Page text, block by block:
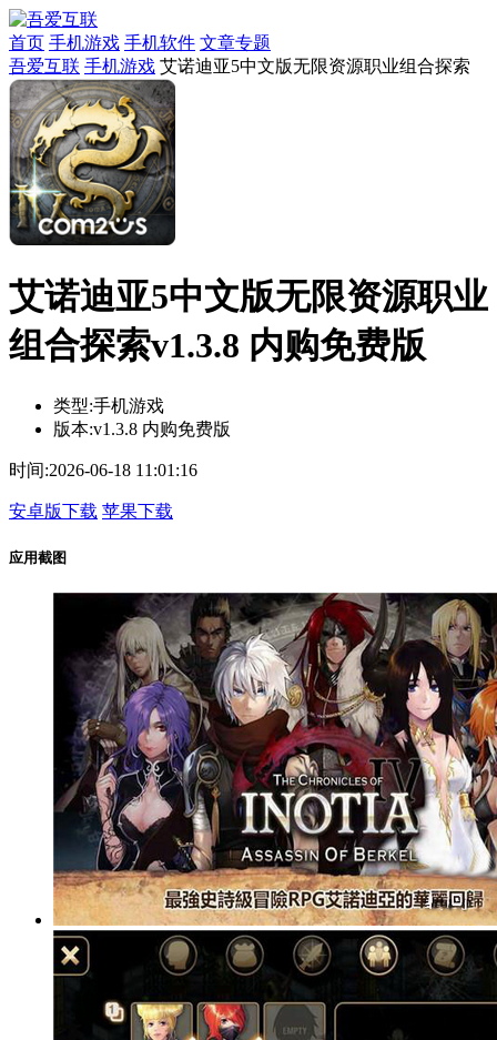
首页 手机游戏 手机软件 文章专题
吾爱互联 手机游戏 艾诺迪亚5中文版无限资源职业组合探索
艾诺迪亚5中文版无限资源职业
组合探索v1.3.8 内购免费版
类型:手机游戏
版本:v1.3.8 内购免费版
时间:2026-06-18 11:01:16
安卓版下载 苹果下载
应用截图